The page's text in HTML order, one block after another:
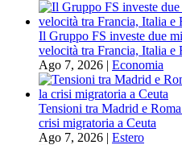
Il Gruppo FS investe due
velocità tra Francia, Italia e
Ago 7, 2026 | Economia
Tensioni tra Madrid e
crisi migratoria a Ceuta
Ago 7, 2026 | Estero